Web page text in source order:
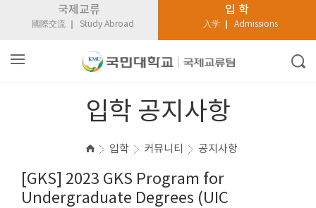
국제교류
國際交流 Study Abroad
입 학
入学 Admissions
입학 공지사항
입학 커뮤니티 공지사항
[GKS] 2023 GKS Program for
Undergraduate Degrees (UIC